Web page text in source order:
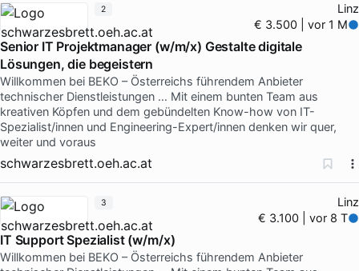
Linz
€ 3.500 | vor 1 M
Senior IT Projektmanager (w/m/x) Gestalte digitale
Lösungen, die begeistern
Willkommen bei BEKO – Österreichs führendem Anbieter
technischer Dienstleistungen … Mit einem bunten Team aus
kreativen Köpfen und dem gebündelten Know-how von IT-
Spezialist/innen und Engineering-Expert/innen denken wir quer,
weiter und voraus
schwarzesbrett.oeh.ac.at
2
Linz
€ 3.100 | vor 8 T
IT Support Spezialist (w/m/x)
Willkommen bei BEKO – Österreichs führendem Anbieter
3